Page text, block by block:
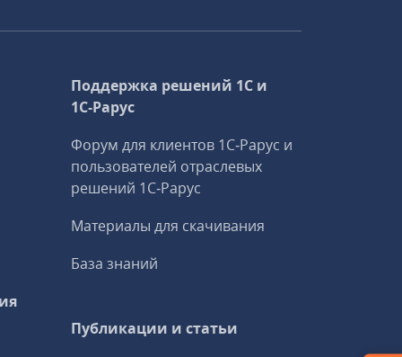
Поддержка решений 1С и
1С‑Рарус
Форум для клиентов 1С‑Рарус и
пользователей отраслевых
решений 1С‑Рарус
Материалы для скачивания
База знаний
Публикации и статьи